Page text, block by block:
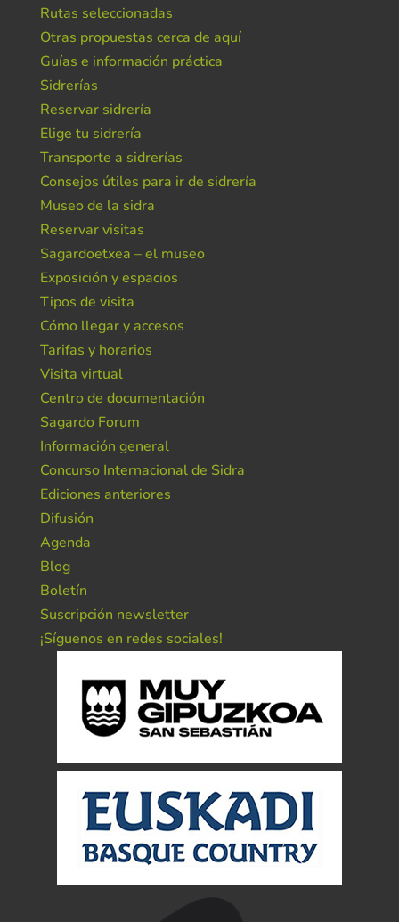
Rutas seleccionadas
Otras propuestas cerca de aquí
Guías e información práctica
Sidrerías
Reservar sidrería
Elige tu sidrería
Transporte a sidrerías
Consejos útiles para ir de sidrería
Museo de la sidra
Reservar visitas
Sagardoetxea – el museo
Exposición y espacios
Tipos de visita
Cómo llegar y accesos
Tarifas y horarios
Visita virtual
Centro de documentación
Sagardo Forum
Información general
Concurso Internacional de Sidra
Ediciones anteriores
Difusión
Agenda
Blog
Boletín
Suscripción newsletter
¡Síguenos en redes sociales!